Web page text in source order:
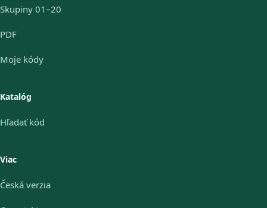
Skupiny 01–20
PDF
Moje kódy
Katalóg
Hľadať kód
Viac
Česká verzia